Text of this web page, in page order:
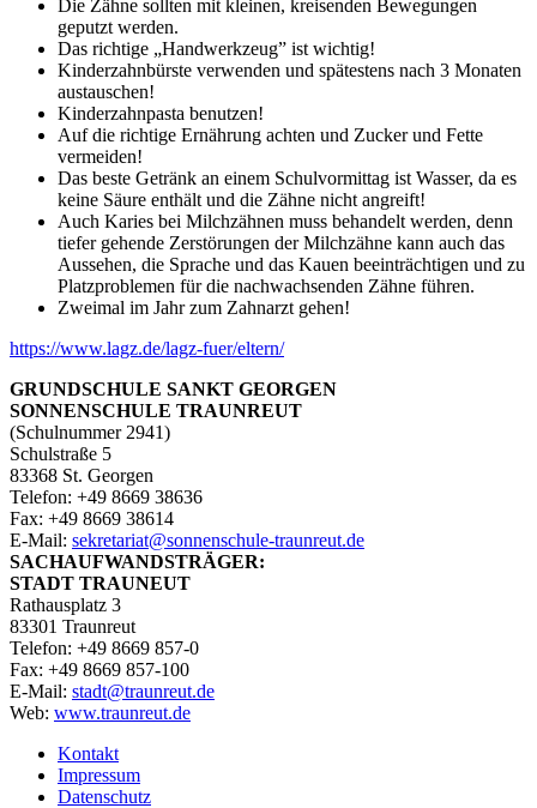
Die Zähne sollten mit kleinen, kreisenden Bewegungen
geputzt werden.
Das richtige „Handwerkzeug” ist wichtig!
Kinderzahnbürste verwenden und spätestens nach 3 Monaten
austauschen!
Kinderzahnpasta benutzen!
Auf die richtige Ernährung achten und Zucker und Fette
vermeiden!
Das beste Getränk an einem Schulvormittag ist Wasser, da es
keine Säure enthält und die Zähne nicht angreift!
Auch Karies bei Milchzähnen muss behandelt werden, denn
tiefer gehende Zerstörungen der Milchzähne kann auch das
Aussehen, die Sprache und das Kauen beeinträchtigen und zu
Platzproblemen für die nachwachsenden Zähne führen.
Zweimal im Jahr zum Zahnarzt gehen!
https://www.lagz.de/lagz-fuer/eltern/
GRUNDSCHULE SANKT GEORGEN
SONNENSCHULE TRAUNREUT
(Schulnummer 2941)
Schulstraße 5
83368 St. Georgen
Telefon: +49 8669 38636
Fax: +49 8669 38614
E‑Mail: sekretariat@sonnenschule-traunreut.de
SACHAUFWANDSTRÄGER:
STADT TRAUNEUT
Rathausplatz 3
83301 Traunreut
Telefon: +49 8669 857-0
Fax: +49 8669 857-100
E‑Mail: stadt@traunreut.de
Web: www.traunreut.de
Kontakt
Impressum
Datenschutz